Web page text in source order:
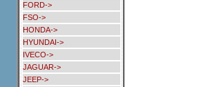
FORD->
FSO->
HONDA->
HYUNDAI->
IVECO->
JAGUAR->
JEEP->